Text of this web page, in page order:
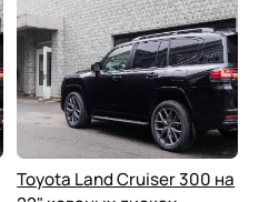
Toyota Land Cruiser 300 на